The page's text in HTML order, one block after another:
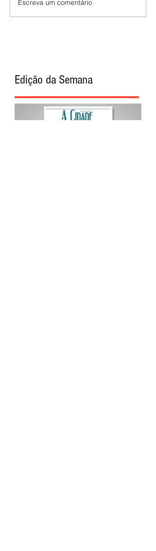
Escreva um comentário
Edição da Semana